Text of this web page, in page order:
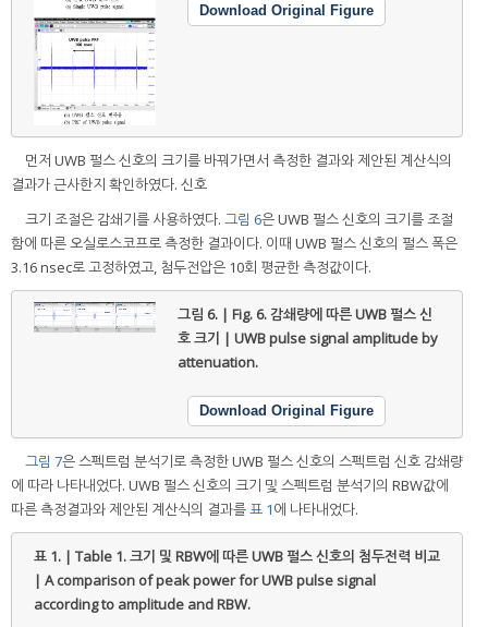
Download Original Figure
먼저 UWB 펄스 신호의 크기를 바꿔가면서 측정한 결과와 제안된 계산식의
결과가 근사한지 확인하였다. 신호
크기 조절은 감쇄기를 사용하였다. 그림 6은 UWB 펄스 신호의 크기를 조절
함에 따른 오실로스코프로 측정한 결과이다. 이때 UWB 펄스 신호의 펄스 폭은
3.16 nsec로 고정하였고, 첨두전압은 10회 평균한 측정값이다.
그림 6. | Fig. 6.감쇄량에 따른 UWB 펄스 신
호 크기 | UWB pulse signal amplitude by
attenuation.
Download Original Figure
그림 7은 스펙트럼 분석기로 측정한 UWB 펄스 신호의 스펙트럼 신호 감쇄량
에 따라 나타내었다. UWB 펄스 신호의 크기 및 스펙트럼 분석기의 RBW값에
따른 측정결과와 제안된 계산식의 결과를표 1에 나타내었다.
표 1. | Table 1.크기 및 RBW에 따른 UWB 펄스 신호의 첨두전력 비교
| A comparison of peak power for UWB pulse signal
according to amplitude and RBW.